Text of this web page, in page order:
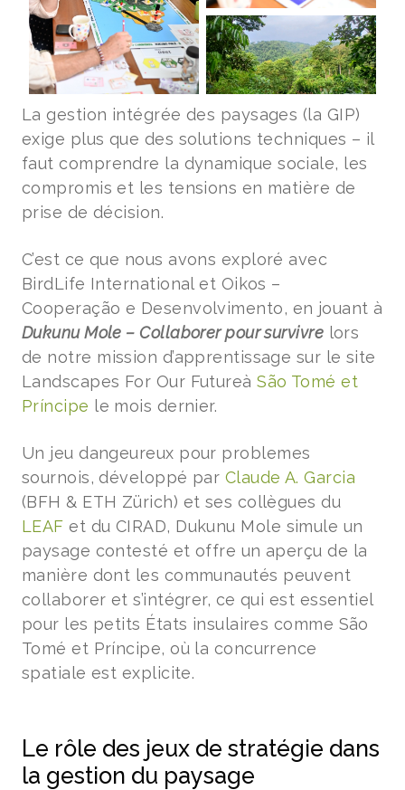
La gestion intégrée des paysages (la GIP)
exige plus que des solutions techniques – il
faut comprendre la dynamique sociale, les
compromis et les tensions en matière de
prise de décision.
C’est ce que nous avons exploré avec
BirdLife International et Oikos –
Cooperação e Desenvolvimento, en jouant à
Dukunu Mole – Collaborer pour survivre lors
de notre mission d’apprentissage sur le site
Landscapes For Our FutureàSão Tomé et
Príncipe le mois dernier.
Un jeu dangeureux pour problemes
sournois, développé par Claude A. Garcia
(BFH & ETH Zürich) et ses collègues du
LEAF et du CIRAD, Dukunu Mole simule un
paysage contesté et offre un aperçu de la
manière dont les communautés peuvent
collaborer et s’intégrer, ce qui est essentiel
pour les petits États insulaires comme São
Tomé et Príncipe, où la concurrence
spatiale est explicite.
Le rôle des jeux de stratégie dans
la gestion du paysage